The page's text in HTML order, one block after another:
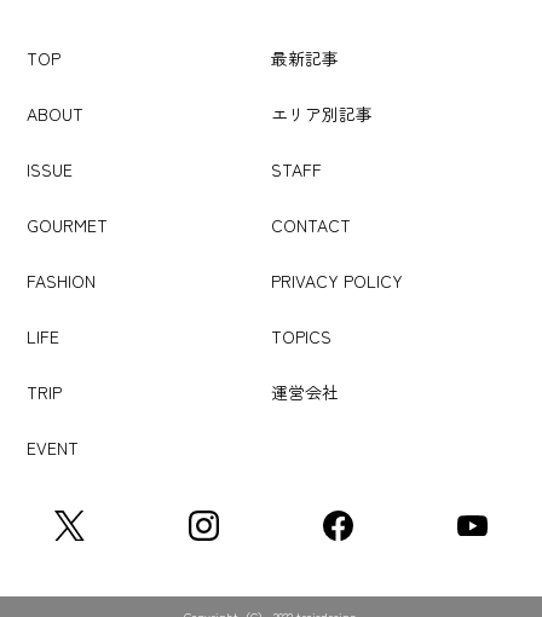
TOP 最新記事
ABOUT エリア別記事
ISSUE STAFF
GOURMET CONTACT
FASHION PRIVACY POLICY
LIFE TOPICS
TRIP 運営会社
EVENT